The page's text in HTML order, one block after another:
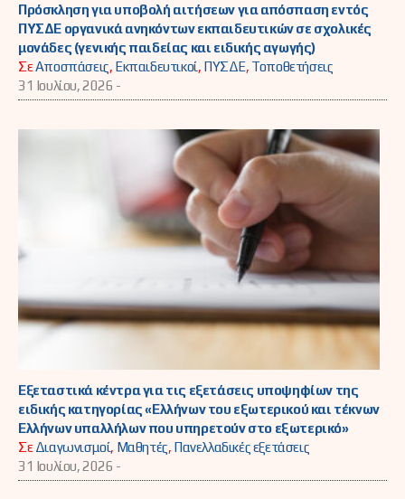
Πρόσκληση για υποβολή αιτήσεων για απόσπαση εντός
ΠΥΣΔΕ οργανικά ανηκόντων εκπαιδευτικών σε σχολικές
μονάδες (γενικής παιδείας και ειδικής αγωγής)
ΣεΑποσπάσεις, Εκπαιδευτικοί, ΠΥΣΔΕ, Τοποθετήσεις
31 Ιουλίου, 2026 -
Εξεταστικά κέντρα για τις εξετάσεις υποψηφίων της
ειδικής κατηγορίας «Ελλήνων του εξωτερικού και τέκνων
Ελλήνων υπαλλήλων που υπηρετούν στο εξωτερικό»
ΣεΔιαγωνισμοί, Μαθητές, Πανελλαδικές εξετάσεις
31 Ιουλίου, 2026 -